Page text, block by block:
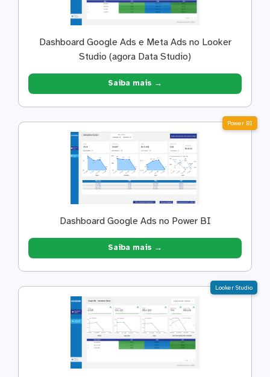
Dashboard Google Ads e Meta Ads no Looker
Studio (agora Data Studio)
Saiba mais →
Power BI
Dashboard Google Ads no Power BI
Saiba mais →
Looker Studio